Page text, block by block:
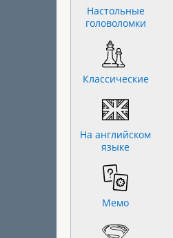
Настольные
головоломки
Классические
На английском
языке
Мемо